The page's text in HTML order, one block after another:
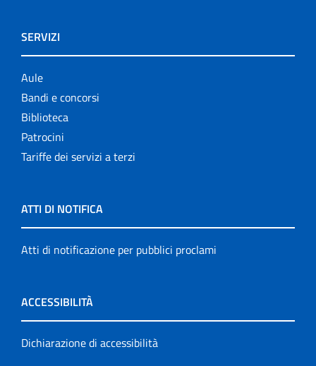
SERVIZI
Aule
Bandi e concorsi
Biblioteca
Patrocini
Tariffe dei servizi a terzi
ATTI DI NOTIFICA
Atti di notificazione per pubblici proclami
ACCESSIBILITÀ
Dichiarazione di accessibilità